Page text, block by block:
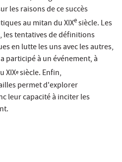
les raisons de ce succès
au mitan du XIXesiècle. Les
tentatives de définitions
en lutte les uns avec les autres,
participé à un événement, à
XIXesiècle. Enfin,
permet d'explorer
leur capacité à inciter les